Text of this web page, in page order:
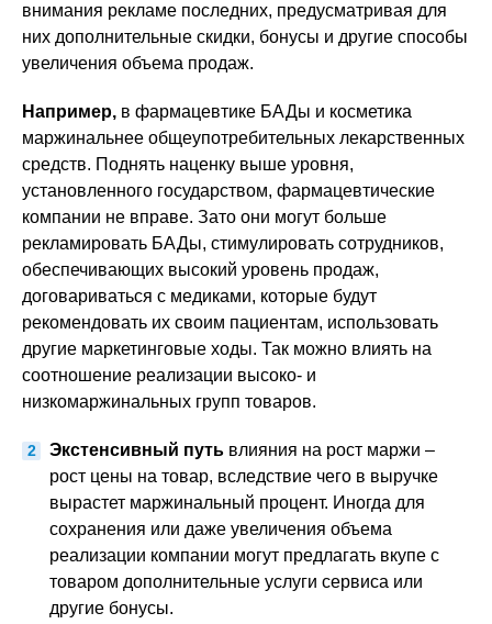
внимания рекламе последних, предусматривая для
них дополнительные скидки, бонусы и другие способы
увеличения объема продаж.
Например, в фармацевтике БАДы и косметика
маржинальнее общеупотребительных лекарственных
средств. Поднять наценку выше уровня,
установленного государством, фармацевтические
компании не вправе. Зато они могут больше
рекламировать БАДы, стимулировать сотрудников,
обеспечивающих высокий уровень продаж,
договариваться с медиками, которые будут
рекомендовать их своим пациентам, использовать
другие маркетинговые ходы. Так можно влиять на
соотношение реализации высоко- и
низкомаржинальных групп товаров.
Экстенсивный путь влияния на рост маржи –
рост цены на товар, вследствие чего в выручке
вырастет маржинальный процент. Иногда для
сохранения или даже увеличения объема
реализации компании могут предлагать вкупе с
товаром дополнительные услуги сервиса или
другие бонусы.